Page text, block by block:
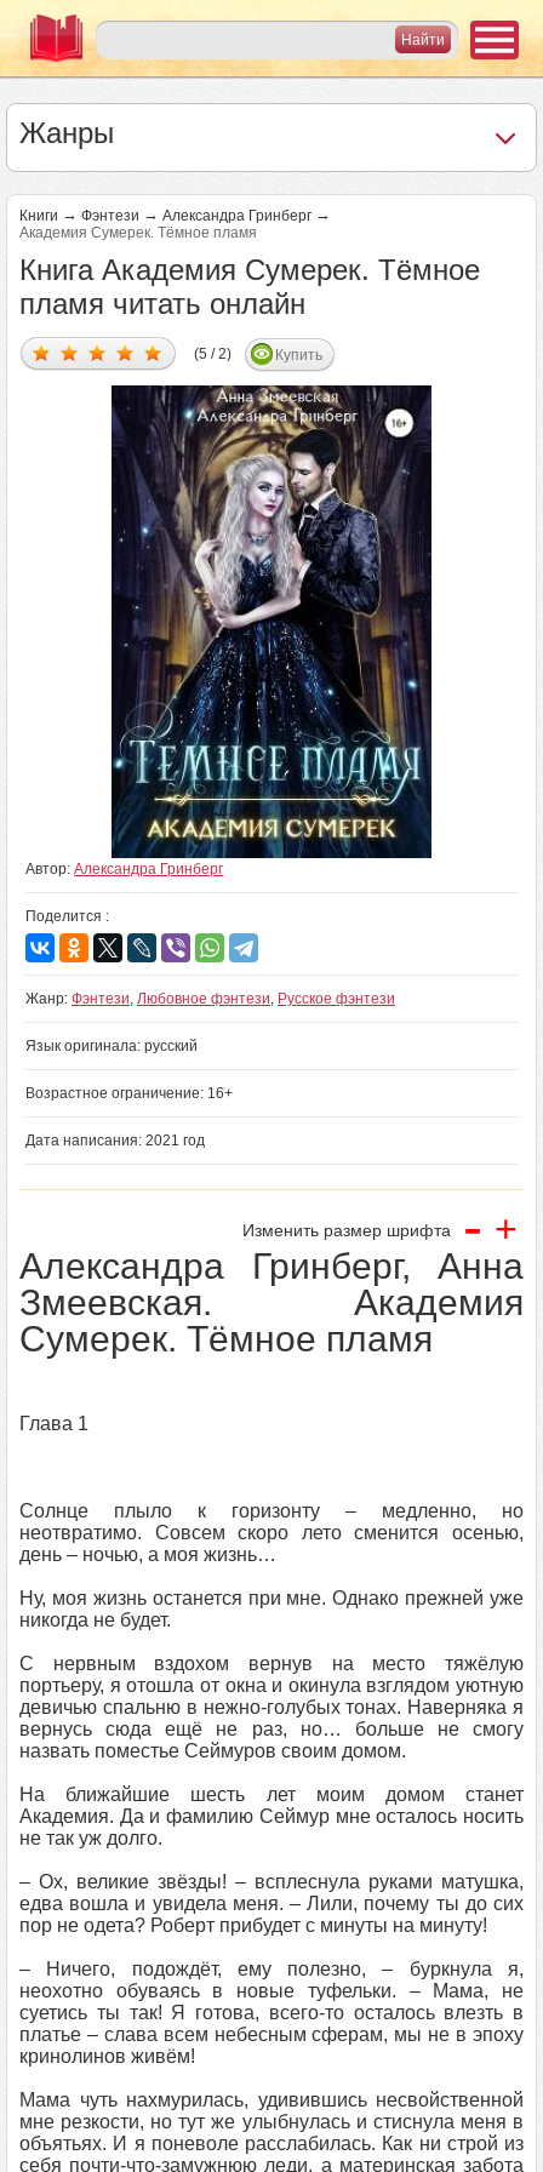
Жанры
Книги → Фэнтези → Александра Гринберг →
Академия Сумерек. Тёмное пламя
Книга Академия Сумерек. Тёмное
пламя читать онлайн
(5 / 2) Купить
Автор: Александра Гринберг
Поделится :
Жанр: Фэнтези, Любовное фэнтези, Русское фэнтези
Язык оригинала: русский
Возрастное ограничение: 16+
Дата написания: 2021 год
Изменить размер шрифта - +
Александра Гринберг, Анна
Змеевская. Академия
Сумерек. Тёмное пламя
Глава 1
Солнце плыло к горизонту – медленно, но
неотвратимо. Совсем скоро лето сменится осенью,
день – ночью, а моя жизнь…
Ну, моя жизнь останется при мне. Однако прежней уже
никогда не будет.
С нервным вздохом вернув на место тяжёлую
портьеру, я отошла от окна и окинула взглядом уютную
девичью спальню в нежно-голубых тонах. Наверняка я
вернусь сюда ещё не раз, но… больше не смогу
назвать поместье Сеймуров своим домом.
На ближайшие шесть лет моим домом станет
Академия. Да и фамилию Сеймур мне осталось носить
не так уж долго.
– Ох, великие звёзды! – всплеснула руками матушка,
едва вошла и увидела меня. – Лили, почему ты до сих
пор не одета? Роберт прибудет с минуты на минуту!
– Ничего, подождёт, ему полезно, – буркнула я,
неохотно обуваясь в новые туфельки. – Мама, не
суетись ты так! Я готова, всего-то осталось влезть в
платье – слава всем небесным сферам, мы не в эпоху
кринолинов живём!
Мама чуть нахмурилась, удивившись несвойственной
мне резкости, но тут же улыбнулась и стиснула меня в
объятьях. И я поневоле расслабилась. Как ни строй из
себя почти-что-замужнюю леди, а материнская забота